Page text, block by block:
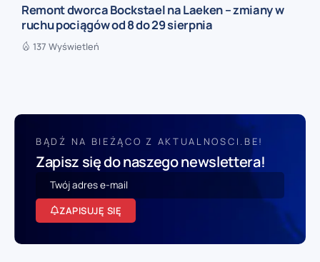
Remont dworca Bockstael na Laeken – zmiany w
ruchu pociągów od 8 do 29 sierpnia
137 Wyświetleń
BĄDŹ NA BIEŻĄCO Z AKTUALNOSCI.BE!
Zapisz się do naszego newslettera!
ZAPISUJĘ SIĘ